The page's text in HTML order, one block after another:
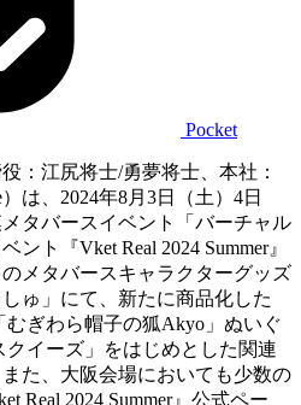
Pocket
：江尻将士/勇夢将士、本社：
は、2024年8月3日（土）4日
タバースイベント「バーチャル
ト『Vket Real 2024 Summer』
メタバースキャラクターグッズ
ゅ」にて、新たに商品化した
むぎわら帽子の狐Akyo」ぬいぐ
イーズ」をはじめとした関連
た、大阪会場においても少数の
Real 2024 Summer』公式ペー